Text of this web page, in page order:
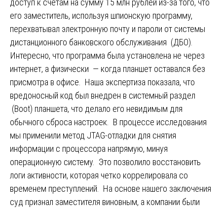
доступ к счетам на сумму 15 млн рублей из-за того, что
его заместитель, используя шпионскую программу,
перехватывал электронную почту и пароли от системы
дистанционного банковского обслуживания (ДБО).
Интересно, что программа была установлена не через
интернет, а физически — когда планшет оставался без
присмотра в офисе. Наша экспертиза показала, что
вредоносный код был внедрен в системный раздел
(Boot) планшета, что делало его невидимым для
обычного сброса настроек. В процессе исследования
мы применили метод JTAG-отладки для снятия
информации с процессора напрямую, минуя
операционную систему. Это позволило восстановить
логи активности, которая четко коррелировала со
временем преступлений. На основе нашего заключения
суд признал заместителя виновным, а компании были